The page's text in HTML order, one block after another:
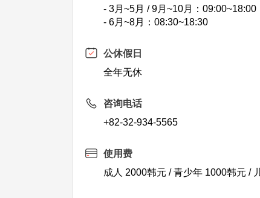
- 3月~5月 / 9月~10月：09:00~18:00
- 6月~8月：08:30~18:30
公休假日
全年无休
咨询电话
+82-32-934-5565
使用费
成人 2000韩元 / 青少年 1000韩元 /